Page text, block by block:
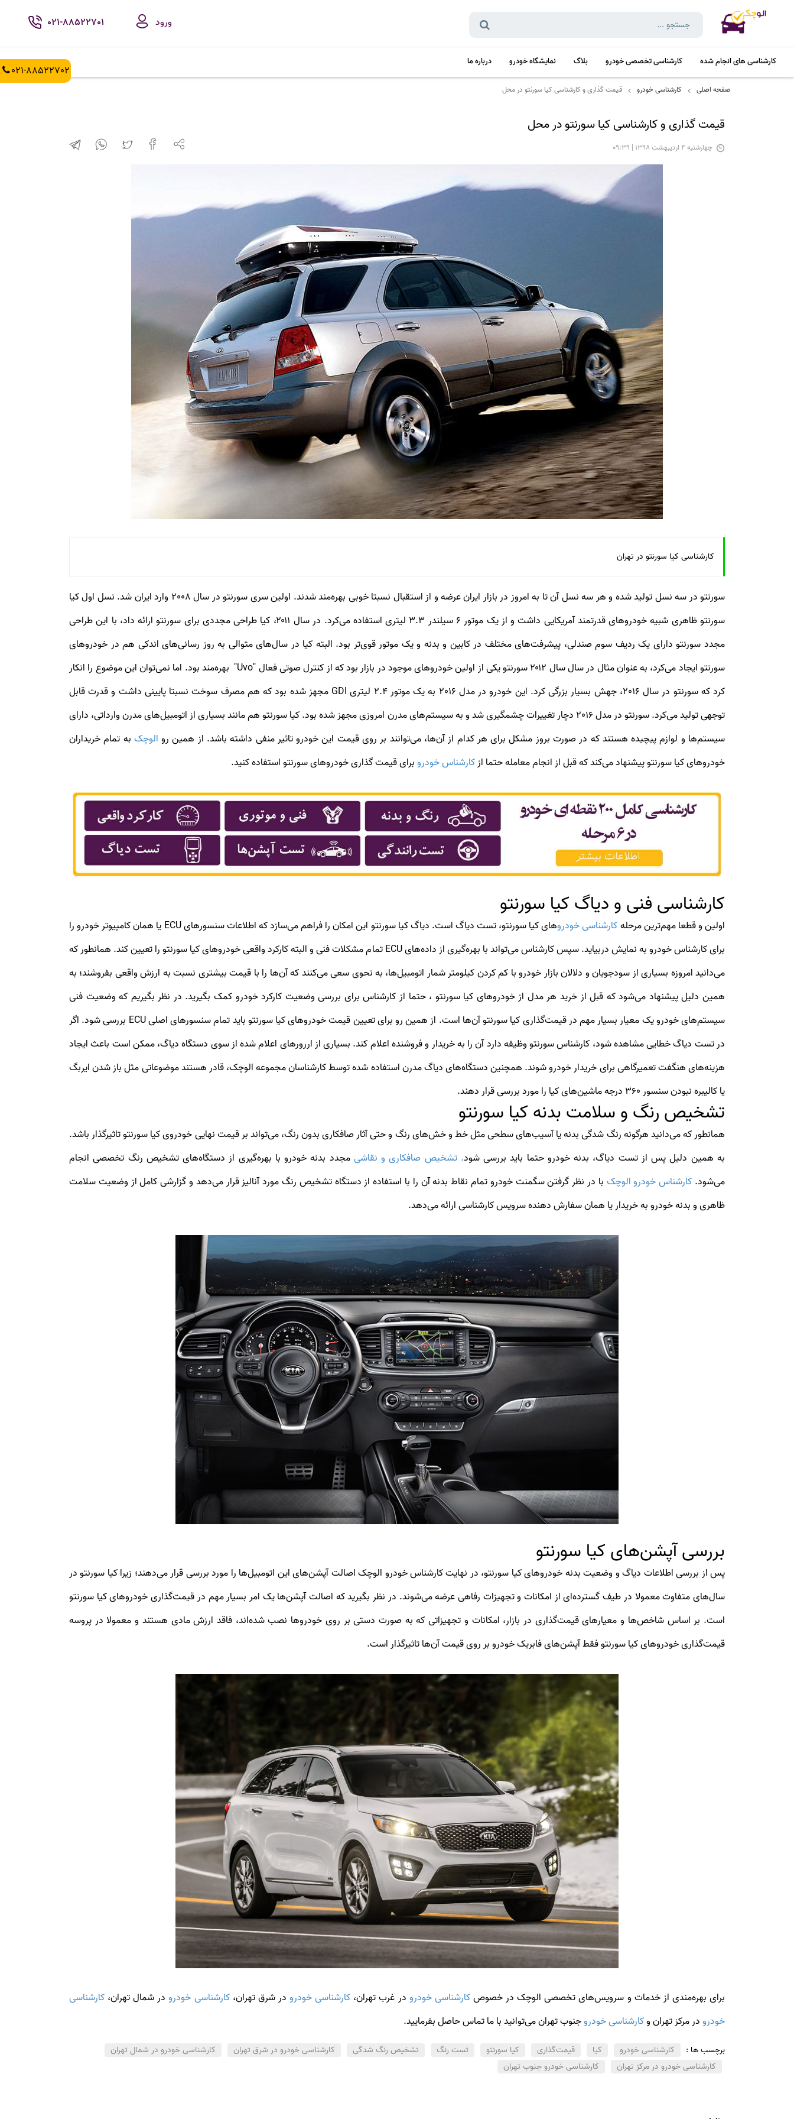
ورود 021-88522701
کارشناسی های انجام شده کارشناسی تخصصی خودرو بلاگ نمایشگاه خودرو درباره ما
021-88522702
صفحه اصلی کارشناسی خودرو قیمت گذاری و کارشناسی کیا سورنتو در محل
قیمت گذاری و کارشناسی کیا سورنتو در محل
چهارشنبه 4 اردیبهشت 1398 | 09:39
کارشناسی کیا سورنتو در تهران
سورنتو در سه نسل تولید شده و هر سه نسل آن تا به امروز در بازار ایران عرضه و از استقبال نسبتا خوبی بهره‌مند شدند. اولین سری سورنتو در سال 2008 وارد ایران شد. نسل اول کیا
سورنتو ظاهری شبیه خودروهای قدرتمند آمریکایی داشت و از یک موتور 6 سیلندر 3.3 لیتری استفاده می‌کرد. در سال ۲۰۱۱، کیا طراحی مجددی برای سورنتو ارائه داد، با این طراحی
مجدد سورنتو دارای یک ردیف سوم صندلی، پیشرفت‌های مختلف در کابین و بدنه و یک موتور قوی‌تر بود. البته کیا در سال‌های متوالی به روز رسانی‌های اندکی هم در خودروهای
سورنتو ایجاد می‌کرد، به عنوان مثال در سال سال ۲۰۱۲ سورنتو یکی از اولین خودروهای موجود در بازار بود که از کنترل صوتی فعال "Uvo" بهره‌مند بود. اما نمی‌توان این موضوع را انکار
کرد که سورنتو در سال 2016، جهش بسیار بزرگی کرد. این خودرو در مدل 2016 به یک موتور 2.4 لیتری GDI مجهز شده بود که هم مصرف سوخت نسبتا پایینی داشت و قدرت قابل
توجهی تولید می‌کرد. سورنتو در مدل 2016 دچار تغییرات چشمگیری شد و به سیستم‌های مدرن امروزی مجهز شده بود.
کیا سورنتو هم مانند بسیاری از اتومبیل‌های مدرن وارداتی، دارای
سیستم‌ها و لوازم پیچیده هستند که در صورت بروز مشکل برای هر کدام از آن‌ها، می‌توانند بر روی قیمت این خودرو تاثیر منفی داشته باشد. از همین رو الوچک به تمام خریداران
خودروهای کیا سورنتو پیشنهاد می‌کند که قبل از انجام معامله حتما ازکارشناس خودروبرای قیمت گذاری خودروهای سورنتو استفاده کنید.
کارشناسی فنی و دیاگ کیا سورنتو
اولین و قطعا مهم‌ترین مرحلهکارشناسی خودرو
های کیا سورنتو، تست دیاگ است. دیاگ کیا سورنتو این امکان را فراهم می‌سازد که اطلاعات سنسورهای ECU یا همان کامپیوتر خودرو را
برای کارشناس خودرو به نمایش دربیاید. سپس کارشناس می‌تواند با بهره‌گیری از داده‌های ECU تمام مشکلات فنی و البته کارکرد واقعی خودروهای کیا سورنتو را تعیین کند. همانطور که
می‌دانید امروزه بسیاری از سودجویان و دلالان بازار خودرو با کم کردن کیلومتر شمار اتومبیل‌ها، به نحوی سعی می‌کنند که آن‌ها را با قیمت بیشتری نسبت به ارزش واقعی بفروشند؛ به
همین دلیل پیشنهاد می‌شود که قبل از خرید هر مدل از خودروهای کیا سورنتو ، حتما از کارشناس برای بررسی وضعیت کارکرد خودرو کمک بگیرید. در نظر بگیریم که وضعیت فنی
سیستم‌های خودرو یک معیار بسیار مهم در قیمت‌گذاری کیا سورنتو آن‌ها است. از همین رو برای تعیین قیمت خودروهای کیا سورنتو باید تمام سنسورهای اصلی ECU بررسی شود. اگر
در تست دیاگ خطایی مشاهده شود، کارشناس سورنتو وظیفه دارد آن را به خریدار و فروشنده اعلام کند. بسیاری از اررورهای اعلام شده از سوی دستگاه دیاگ، ممکن است باعث ایجاد
هزینه‌های هنگفت تعمیرگاهی برای خریدار خودرو شوند. همچنین دستگاه‌های دیاگ مدرن استفاده شده توسط کارشناسان مجموعه الوچک، قادر هستند موضوعاتی مثل باز شدن ایربگ
یا کالیبره نبودن سنسور 360 درجه ماشین‌های کیا را مورد بررسی قرار دهند.
تشخیص رنگ و سلامت بدنه کیا سورنتو
همانطور که می‌دانید هرگونه رنگ شدگی بدنه یا آسیب‌های سطحی مثل خط و خش‌های رنگ و حتی آثار صافکاری بدون رنگ، می‌تواند بر قیمت نهایی خودروی کیا سورنتو تاثیرگذار باشد.
به همین دلیل پس از تست دیاگ، بدنه خودرو حتما باید بررسی شود. تشخیص صافکاری و نقاشی مجدد بدنه خودرو با بهره‌گیری از دستگاه‌های تشخیص رنگ تخصصی انجام
می‌شود. کارشناس خودرو الوچک با در نظر گرفتن سگمنت خودرو تمام نقاط بدنه آن را با استفاده از دستگاه تشخیص رنگ مورد آنالیز قرار می‌دهد و گزارشی کامل از وضعیت سلامت
ظاهری و بدنه خودرو به خریدار یا همان سفارش دهنده سرویس کارشناسی ارائه می‌دهد.
بررسی آپشن‌های کیا سورنتو
پس از بررسی اطلاعات دیاگ و وضعیت بدنه خودروهای کیا سورنتو، در نهایت کارشناس خودرو الوچک اصالت آپشن‌های این اتومبیل‌ها را مورد بررسی قرار می‌دهند؛ زیرا کیا سورنتو در
سال‌های متفاوت معمولا در طیف گسترده‌ای از امکانات و تجهیزات رفاهی عرضه می‌شوند. در نظر بگیرید که اصالت آپشن‌ها یک امر بسیار مهم در قیمت‌گذاری خودروهای کیا سورنتو
است. بر اساس شاخص‌ها و معیارهای قیمت‌گذاری در بازار، امکانات و تجهیزاتی که به صورت دستی بر روی خودروها نصب شده‌اند، فاقد ارزش مادی هستند و معمولا در پروسه
قیمت‌گذاری خودروهای کیا سورنتو فقط آپشن‌های فابریک خودرو بر روی قیمت آن‌ها تاثیرگذار است.
برای بهره‌مندی از خدمات و سرویس‌های تخصصی الوچک در خصوصکارشناسی خودرو در غرب تهران، کارشناسی خودرودر شرق تهران،کارشناسی خودرودر شمال تهران، کارشناسی
خودرودر مرکز تهران وکارشناسی خودروجنوب تهران می‌توانید با ما تماس حاصل بفرمایید.
برچسب ها : کارشناسی خودرو کیا قیمت‌گذاری کیا سورنتو تست رنگ تشخیص رنگ شدگی کارشناسی خودرو در شرق تهران
کارشناسی خودرو در شمال تهران
کارشناسی خودرو در مرکز تهران
کارشناسی خودرو جنوب تهران